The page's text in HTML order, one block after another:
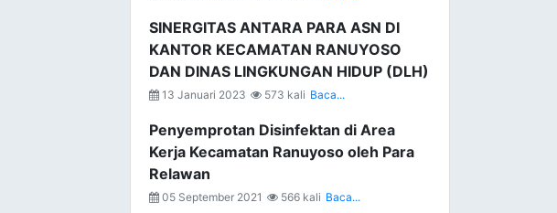
SINERGITAS ANTARA PARA ASN DI
KANTOR KECAMATAN RANUYOSO
DAN DINAS LINGKUNGAN HIDUP (DLH)
13 Januari 2023 573 kali Baca...
Penyemprotan Disinfektan di Area
Kerja Kecamatan Ranuyoso oleh Para
Relawan
05 September 2021 566 kali Baca...